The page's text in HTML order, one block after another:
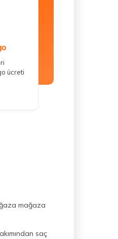
ücreti
mağaza
saç